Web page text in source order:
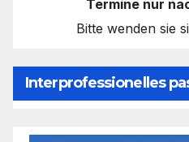
Termine nur
Bitte wenden sie
Interprofessionelles